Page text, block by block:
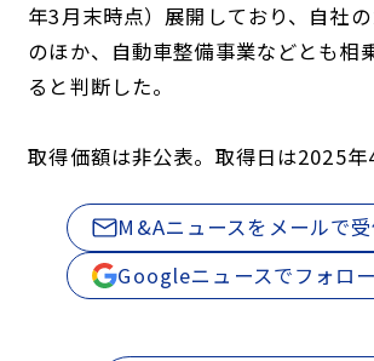
年3月末時点）展開しており、自社
のほか、自動車整備事業などとも相
ると判断した。
取得価額は非公表。取得日は2025年
M&Aニュースをメールで
Googleニュースでフォロ